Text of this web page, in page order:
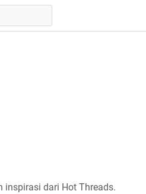
inspirasi dari Hot Threads.